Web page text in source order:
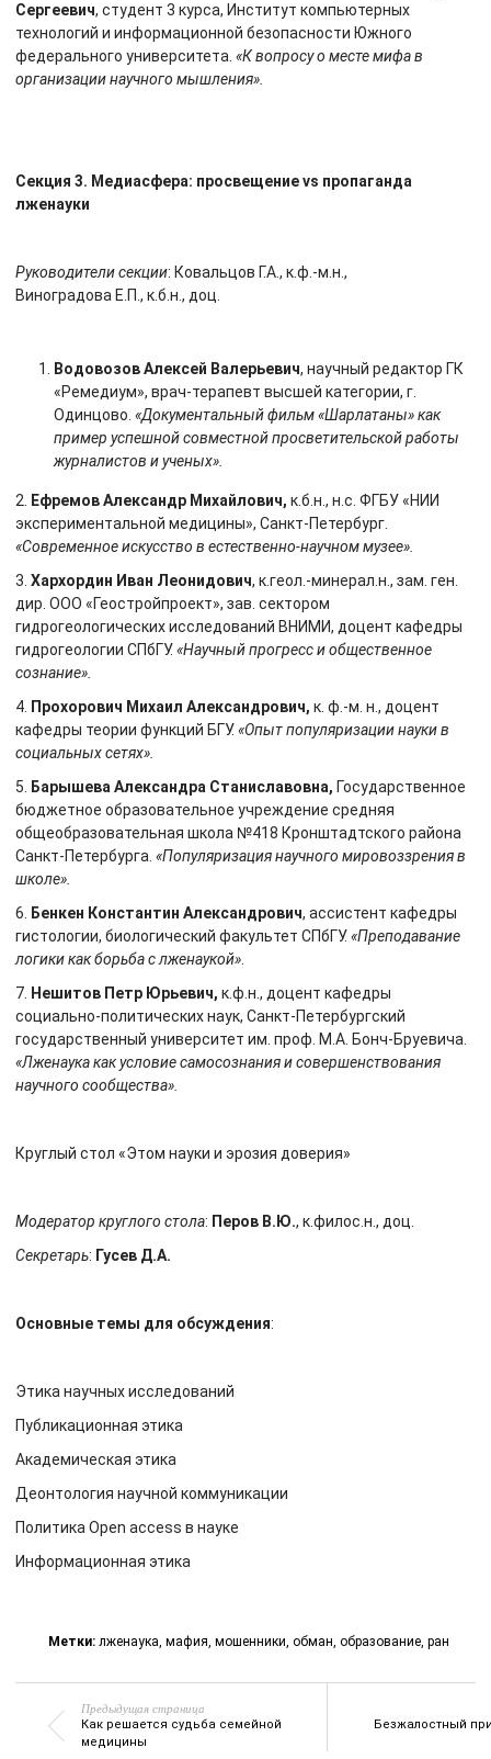
Сергеевич, студент 3 курса, Институт компьютерных
технологий и информационной безопасности Южного
федерального университета. «К вопросу о месте мифа в
организации научного мышления».
Секция 3. Медиасфера: просвещение vs пропаганда
лженауки
Руководители секции: Ковальцов Г.А., к.ф.-м.н.,
Виноградова Е.П., к.б.н., доц.
Водовозов Алексей Валерьевич, научный редактор ГК
«Ремедиум», врач-терапевт высшей категории, г.
Одинцово. «Документальный фильм «Шарлатаны» как
пример успешной совместной просветительской работы
журналистов и ученых».
2. Ефремов Александр Михайлович, к.б.н., н.с. ФГБУ «НИИ
экспериментальной медицины», Санкт-Петербург.
«Современное искусство в естественно-научном музее».
3. Хархордин Иван Леонидович, к.геол.-минерал.н., зам. ген.
дир. ООО «Геостройпроект», зав. сектором
гидрогеологических исследований ВНИМИ, доцент кафедры
гидрогеологии СПбГУ.«Научный прогресс и общественное
сознание».
4. Прохорович Михаил Александрович, к. ф.-м. н., доцент
кафедры теории функций БГУ.«Опыт популяризации науки в
социальных сетях».
5.
Барышева Александра Станиславовна, Государственное
бюджетное образовательное учреждение средняя
общеобразовательная школа №418 Кронштадтского района
Санкт-Петербурга. «Популяризация научного мировоззрения в
школе».
6.
Бенкен Константин Александрович, ассистент кафедры
гистологии, биологический факультет СПбГУ.«Преподавание
логики как борьба с лженаукой»
7. Нешитов Петр Юрьевич, к.ф.н., доцент кафедры
социально-политических наук, Санкт-Петербургский
государственный университет им. проф. М.А. Бонч-Бруевича.
«Лженаука как условие самосознания и совершенствования
научного сообщества».
Круглый стол «Этом науки и эрозия доверия»
Модератор круглого стола: Перов В.Ю., к.филос.н., доц.
Секретарь: Гусев Д.А.
Основные темы для обсуждения:
Этика научных исследований
Публикационная этика
Академическая этика
Деонтология научной коммуникации
Политика Open access в науке
Информационная этика
Метки: лженаука, мафия, мошенники, обман, образование, ран
Предыдущая страница
Как решается судьба семейной
медицины
Безжалостный